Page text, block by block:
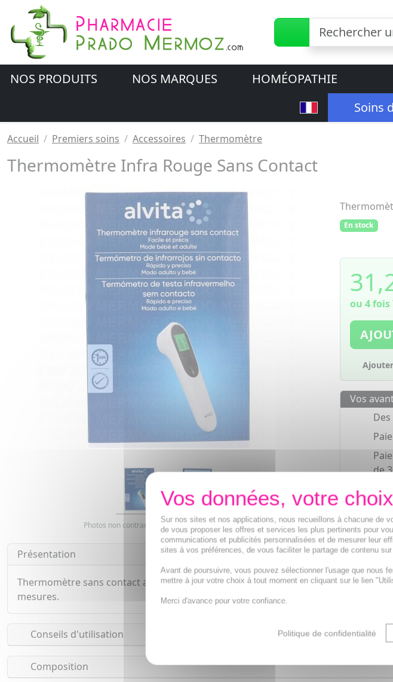
NOS PRODUITS NOS MARQUES
HOMÉOPATHIE
Soins
Accueil Premiers soins Accessoires Thermomètre
Thermomètre Infra Rouge Sans Contact
Photos non contractuelles. Copyright digimarquage
En stock
ou 4 fois
Vos
de
Présentation
Thermomètre sans contact avec technologie infrarouge permettant la mesure
mesures.
Conseils d'utilisation
Composition
Sur nos sites et nos applications, nous recueillons à chacune de
de vous proposer les offres et services les plus pertinents pour
communications et publicités personnalisées et de mesurer leur
sites à vos préférences, de vous faciliter le partage de contenu
Avant de poursuivre, vous pouvez sélectionner l'usage que nous
mettre à jour votre choix à tout moment en cliquant sur le lien
Merci d'avance pour votre confiance.
Politique de confidentialité